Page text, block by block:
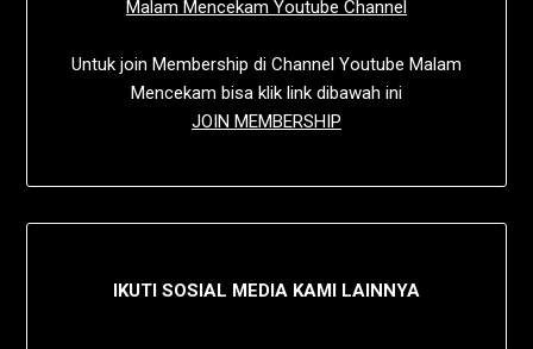
Malam Mencekam Youtube Channel
Untuk join Membership di Channel Youtube Malam
Mencekam bisa klik link dibawah ini
JOIN MEMBERSHIP
IKUTI SOSIAL MEDIA KAMI LAINNYA